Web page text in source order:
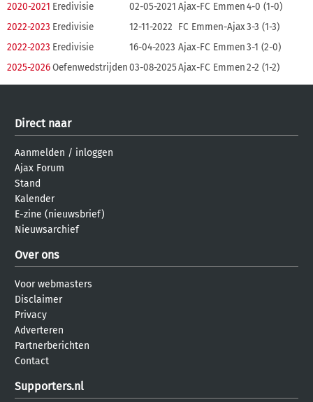
2020-2021 Eredivisie 02-05-2021 Ajax-FC Emmen4-0 (1-0)
2022-2023 Eredivisie 12-11-2022 FC Emmen-Ajax3-3 (1-3)
2022-2023 Eredivisie 16-04-2023 Ajax-FC Emmen3-1 (2-0)
2025-2026Oefenwedstrijden03-08-2025Ajax-FC Emmen2-2 (1-2)
Direct naar
Aanmelden / inloggen
Ajax Forum
Stand
Kalender
E-zine (nieuwsbrief)
Nieuwsarchief
Over ons
Voor webmasters
Disclaimer
Privacy
Adverteren
Partnerberichten
Contact
Supporters.nl